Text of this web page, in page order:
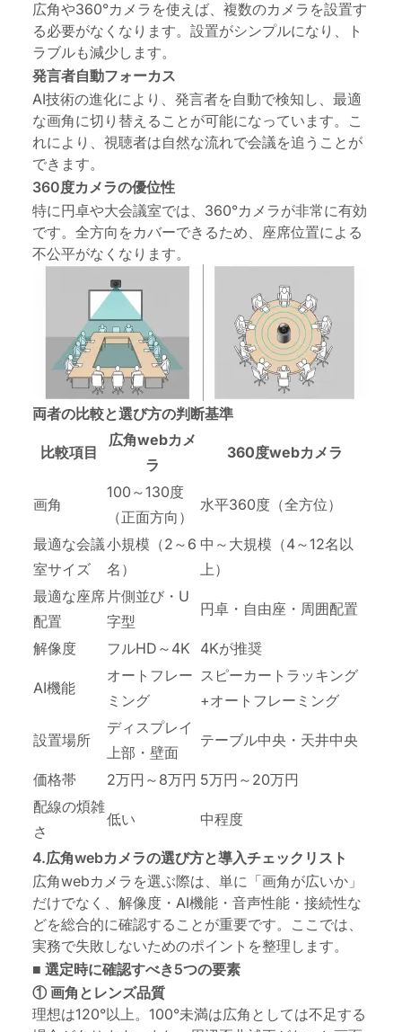
広角や360°カメラを使えば、複数のカメラを設置す
る必要がなくなります。設置がシンプルになり、ト
ラブルも減少します。
発言者自動フォーカス
AI技術の進化により、発言者を自動で検知し、最適
な画角に切り替えることが可能になっています。こ
れにより、視聴者は自然な流れで会議を追うことが
できます。
360度カメラの優位性
特に円卓や大会議室では、360°カメラが非常に有効
です。全方向をカバーできるため、座席位置による
不公平がなくなります。
両者の比較と選び方の判断基準
比較項目
広角webカメ
ラ
360度webカメラ
画角
100～130度
（正面方向）
水平360度（全方位）
最適な会議
室サイズ
小規模（2～6
名）
中～大規模（4～12名以
上）
最適な座席
配置
片側並び・U
字型
円卓・自由座・周囲配置
解像度 フルHD～4K 4Kが推奨
AI機能
オートフレー
ミング
スピーカートラッキング
+オートフレーミング
設置場所
ディスプレイ
上部・壁面
テーブル中央・天井中央
価格帯 2万円～8万円 5万円～20万円
配線の煩雑
さ
低い 中程度
4.広角webカメラの選び方と導入チェックリスト
広角webカメラを選ぶ際は、単に「画角が広いか」
だけでなく、解像度・AI機能・音声性能・接続性な
どを総合的に確認することが重要です。ここでは、
実務で失敗しないためのポイントを整理します。
■ 選定時に確認すべき5つの要素
① 画角とレンズ品質
理想は120°以上。100°未満は広角としては不足する